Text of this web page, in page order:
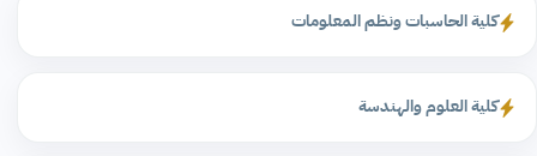
كلية الحاسبات ونظم المعلومات
كلية العلوم والهندسة